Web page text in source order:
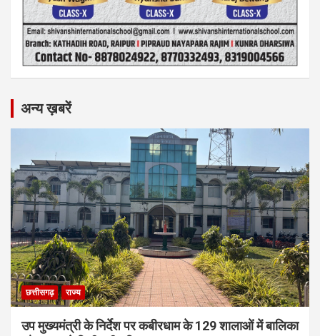
अन्य ख़बरें
छत्तीसगढ़ राज्य
उप मुख्यमंत्री के निर्देश पर कबीरधाम के 129 शालाओं में बालिका